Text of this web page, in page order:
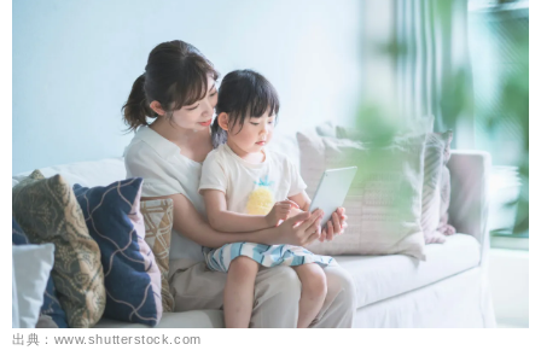
出典：www.shutterstock.com